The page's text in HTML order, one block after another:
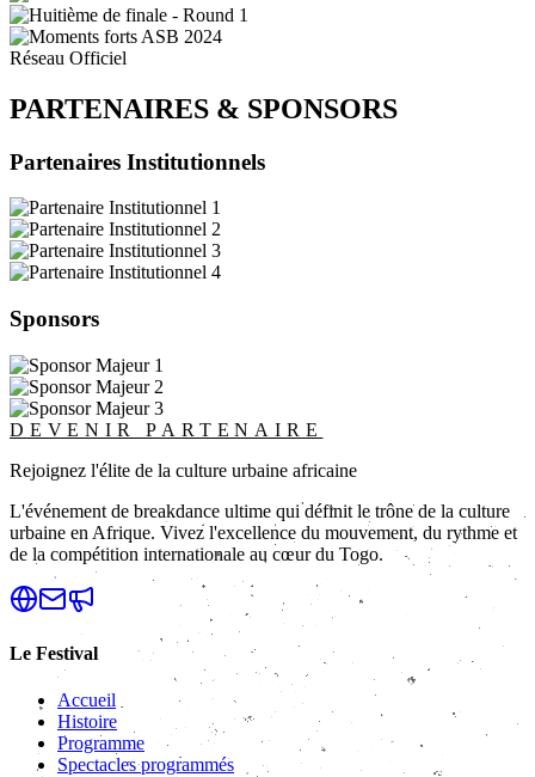
Réseau Officiel
PARTENAIRES & SPONSORS
Partenaires Institutionnels
Sponsors
DEVENIR PARTENAIRE
Rejoignez l'élite de la culture urbaine africaine
L'événement de breakdance ultime qui définit le trône de la culture
urbaine en Afrique. Vivez l'excellence du mouvement, du rythme et
de la compétition internationale au cœur du Togo.
Le Festival
Accueil
Histoire
Programme
Spectacles programmés